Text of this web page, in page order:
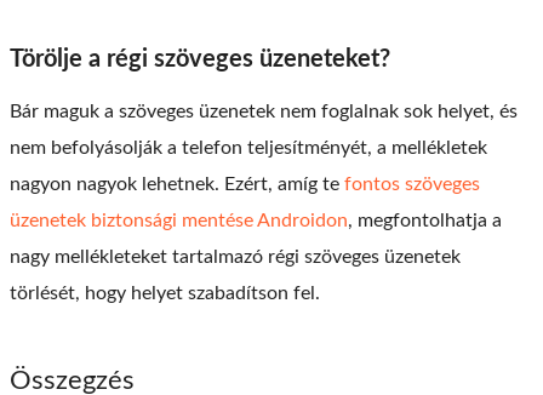
Törölje a régi szöveges üzeneteket?
Bár maguk a szöveges üzenetek nem foglalnak sok helyet, és
nem befolyásolják a telefon teljesítményét, a mellékletek
nagyon nagyok lehetnek. Ezért, amíg te fontos szöveges
üzenetek biztonsági mentése Androidon, megfontolhatja a
nagy mellékleteket tartalmazó régi szöveges üzenetek
törlését, hogy helyet szabadítson fel.
Összegzés